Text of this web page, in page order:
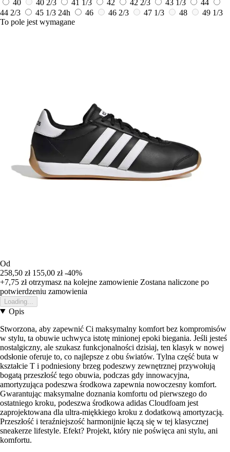
40 40 2/3 41 1/3 42 42 2/3 43 1/3
44
44 2/3
45 1/3 24h 46 46 2/3 47 1/3 48
49 1/3
To pole jest wymagane
Od
258,50 zł 155,00 zł -40%
+7,75 złotrzymasz na kolejne zamowienie Zostana naliczone po
potwierdzeniu zamowienia
Loading...
Opis
Stworzona, aby zapewnić Ci maksymalny komfort bez kompromisów
w stylu, ta obuwie uchwyca istotę minionej epoki biegania. Jeśli jesteś
nostalgiczny, ale szukasz funkcjonalności dzisiaj, ten klasyk w nowej
odsłonie oferuje to, co najlepsze z obu światów. Tylna część buta w
kształcie T i podniesiony brzeg podeszwy zewnętrznej przywołują
bogatą przeszłość tego obuwia, podczas gdy innowacyjna,
amortyzująca podeszwa środkowa zapewnia nowoczesny komfort.
Gwarantując maksymalne doznania komfortu od pierwszego do
ostatniego kroku, podeszwa środkowa adidas Cloudfoam jest
zaprojektowana dla ultra-miękkiego kroku z dodatkową amortyzacją.
Przeszłość i teraźniejszość harmonijnie łączą się w tej klasycznej
sneakerze lifestyle. Efekt? Projekt, który nie poświęca ani stylu, ani
komfortu.